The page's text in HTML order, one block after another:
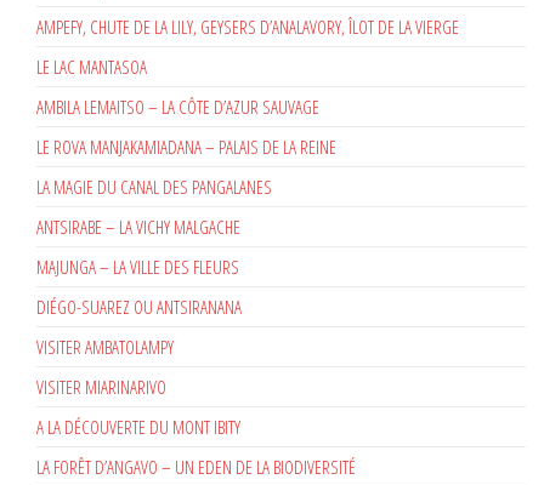
AMPEFY, CHUTE DE LA LILY, GEYSERS D’ANALAVORY, ÎLOT DE LA VIERGE
LE LAC MANTASOA
AMBILA LEMAITSO – LA CÔTE D’AZUR SAUVAGE
LE ROVA MANJAKAMIADANA – PALAIS DE LA REINE
LA MAGIE DU CANAL DES PANGALANES
ANTSIRABE – LA VICHY MALGACHE
MAJUNGA – LA VILLE DES FLEURS
DIÉGO-SUAREZ OU ANTSIRANANA
VISITER AMBATOLAMPY
VISITER MIARINARIVO
A LA DÉCOUVERTE DU MONT IBITY
LA FORÊT D’ANGAVO – UN EDEN DE LA BIODIVERSITÉ